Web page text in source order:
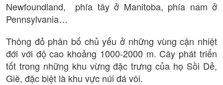
Newfoundland, phía tây ở Manitoba, phía nam ở
Pennsylvania…
Thông đỏ phân bố chủ yếu ở những vùng cận nhiệt
đới với độ cao khoảng 1000-2000 m. Cây phát triển
tốt trong những khu vừng đặc trưng của họ Sồi Dẻ,
Giẽ, đặc biệt là khu vực núi đá vôi.